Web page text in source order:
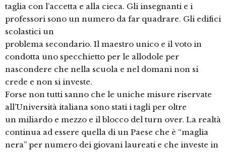
taglia con l’accetta e alla cieca. Gli insegnanti e i
professori sono un numero da far quadrare. Gli edifici
scolastici un
problema secondario. Il maestro unico e il voto in
condotta uno specchietto per le allodole per
nascondere che nella scuola e nel domani non si
crede e non si investe.
Forse non tutti sanno che le uniche misure riservate
all’Università italiana sono stati i tagli per oltre
un miliardo e mezzo e il blocco del turn over. La realtà
continua ad essere quella di un Paese che è “maglia
nera” per numero dei giovani laureati e che investe in